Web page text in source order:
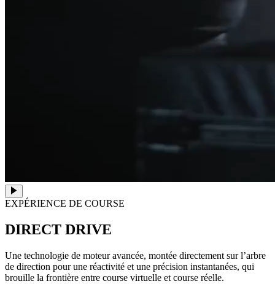
EXPÉRIENCE DE COURSE
DIRECT DRIVE
Une technologie de moteur avancée, montée directement sur l’arbre
de direction pour une réactivité et une précision instantanées, qui
brouille la frontière entre course virtuelle et course réelle.